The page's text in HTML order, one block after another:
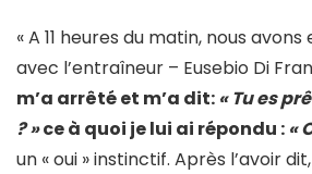
« A 11 heures du matin, nous
avec l’entraîneur – Eusebio Di
m’a arrêté et m’a dit: « Tu es
? »ce à quoi je lui ai répondu : «
un « oui » instinctif. Après l’avoir